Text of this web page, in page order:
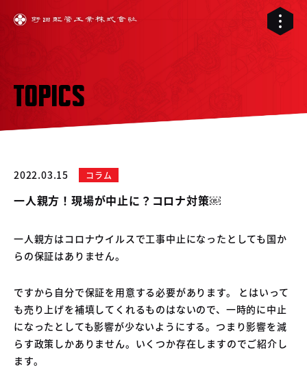
02 配管工事
03 RELIVE
04 中古車買取販売テンペスト
05 NOJ岡山店
TOPICS
2022.03.15 コラム
一人親方！現場が中止に？コロナ対策￼
一人親方はコロナウイルスで工事中止になったとしても国か
らの保証はありません。
ですから自分で保証を用意する必要があります。 とはいって
も売り上げを補填してくれるものはないので、一時的に中止
になったとしても影響が少ないようにする。つまり影響を減
らす政策しかありません。いくつか存在しますのでご紹介し
ます。